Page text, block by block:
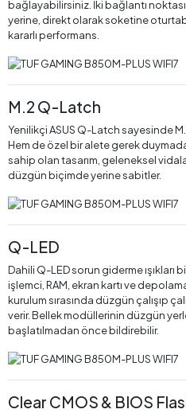
bağlayabilirsiniz. İki bağlantı
yerine, direkt olarak soketine
kararlı performans.
M.2 Q-Latch
Yenilikçi ASUS Q-Latch sayesinde
Hem de özel bir alete gerek
sahip olan tasarım, geleneksel
düzgün biçimde yerine sabitler.
Q-LED
Dahili Q-LED sorun giderme ışıkları
işlemci, RAM, ekran kartı ve
kurulum sırasında düzgün çalışıp
verir. Bellek modüllerinin düzgün
başlatılmadan önce bildirebilir.
Clear CMOS & BIOS